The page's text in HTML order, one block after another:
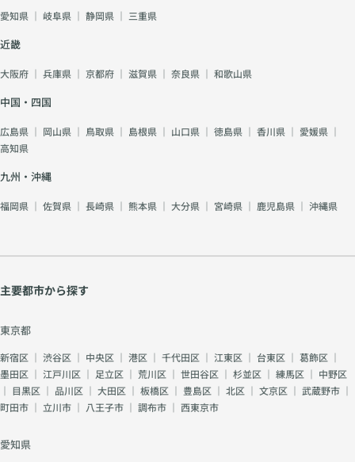
愛知県 ｜ 岐阜県 ｜ 静岡県 ｜ 三重県
近畿
大阪府 ｜ 兵庫県 ｜ 京都府 ｜ 滋賀県 ｜ 奈良県 ｜ 和歌山県
中国・四国
広島県 ｜ 岡山県 ｜ 鳥取県 ｜ 島根県 ｜ 山口県 ｜ 徳島県 ｜ 香川県 ｜ 愛媛県 ｜
高知県
九州・沖縄
福岡県 ｜ 佐賀県 ｜ 長崎県 ｜ 熊本県 ｜ 大分県 ｜ 宮崎県 ｜ 鹿児島県 ｜ 沖縄県
主要都市から探す
東京都
新宿区 ｜ 渋谷区 ｜ 中央区 ｜ 港区 ｜ 千代田区 ｜ 江東区 ｜ 台東区 ｜ 葛飾区 ｜
墨田区 ｜ 江戸川区 ｜ 足立区 ｜ 荒川区 ｜ 世田谷区 ｜ 杉並区 ｜ 練馬区 ｜ 中野区
｜ 目黒区 ｜ 品川区 ｜ 大田区 ｜ 板橋区 ｜ 豊島区 ｜ 北区 ｜ 文京区 ｜ 武蔵野市 ｜
町田市 ｜ 立川市 ｜ 八王子市 ｜ 調布市 ｜ 西東京市
愛知県